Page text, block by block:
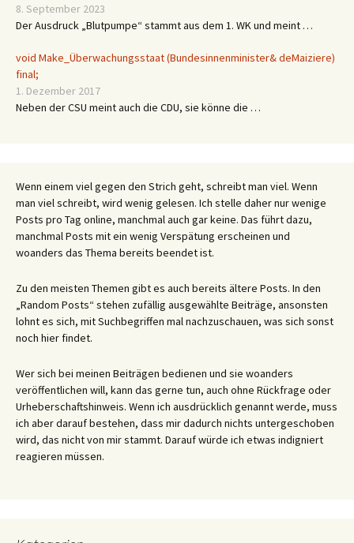
8. September 2023
Der Ausdruck „Blutpumpe“ stammt aus dem 1. WK und meint …
void Make_Überwachungsstaat (Bundesinnenminister& deMaiziere)
final;
1. Dezember 2017
Neben der CSU meint auch die CDU, sie könne die …
Wenn einem viel gegen den Strich geht, schreibt man viel. Wenn
man viel schreibt, wird wenig gelesen. Ich stelle daher nur wenige
Posts pro Tag online, manchmal auch gar keine. Das führt dazu,
manchmal Posts mit ein wenig Verspätung erscheinen und
woanders das Thema bereits beendet ist.
Zu den meisten Themen gibt es auch bereits ältere Posts. In den
„Random Posts“ stehen zufällig ausgewählte Beiträge, ansonsten
lohnt es sich, mit Suchbegriffen mal nachzuschauen, was sich sonst
noch hier findet.
Wer sich bei meinen Beiträgen bedienen und sie woanders
veröffentlichen will, kann das gerne tun, auch ohne Rückfrage oder
Urheberschaftshinweis. Wenn ich ausdrücklich genannt werde, muss
ich aber darauf bestehen, dass mir dadurch nichts untergeschoben
wird, das nicht von mir stammt. Darauf würde ich etwas indigniert
reagieren müssen.